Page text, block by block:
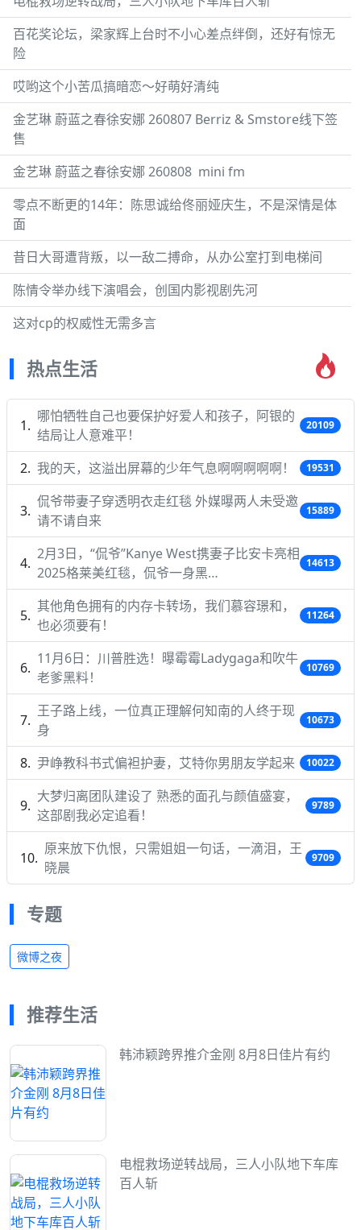
百花奖论坛，梁家辉上台时不小心差点绊倒，还好有惊无
险
哎哟这个小苦瓜搞暗恋～好萌好清纯
金艺琳 蔚蓝之春徐安娜 260807 Berriz & Smstore线下签
售
金艺琳 蔚蓝之春徐安娜 260808 ​​​ mini fm
零点不断更的14年：陈思诚给佟丽娅庆生，不是深情是体
面
昔日大哥遭背叛，以一敌二搏命，从办公室打到电梯间
陈情令举办线下演唱会，创国内影视剧先河
这对cp的权威性无需多言
热点生活
哪怕牺牲自己也要保护好爱人和孩子，阿银的
结局让人意难平！
20109
我的天，这溢出屏幕的少年气息啊啊啊啊啊！ 19531
侃爷带妻子穿透明衣走红毯 外媒曝两人未受邀
请不请自来
15889
2月3日，“侃爷”Kanye West携妻子比安卡亮相
2025格莱美红毯，侃爷一身黑…
14613
其他角色拥有的内存卡转场，我们慕容璟和，
也必须要有！
11264
11月6日：川普胜选！曝霉霉Ladygaga和吹牛
老爹黑料！
10769
王子路上线，一位真正理解何知南的人终于现
身
10673
尹峥教科书式偏袒护妻，艾特你男朋友学起来 10022
大梦归离团队建设了 熟悉的面孔与颜值盛宴，
这部剧我必定追看！
9789
原来放下仇恨，只需姐姐一句话，一滴泪，王
晓晨
9709
专题
微博之夜
推荐生活
韩沛颖跨界推介金刚 8月8日佳片有约
电棍救场逆转战局，三人小队地下车库
百人斩